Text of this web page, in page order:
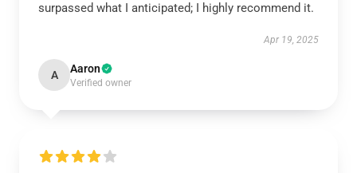
surpassed what I anticipated; I highly recommend it.
Apr 19, 2025
A Aaron
Verified owner